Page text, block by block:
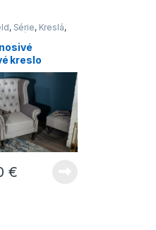
, Série, Kreslá,
kreslá
kreslo
€